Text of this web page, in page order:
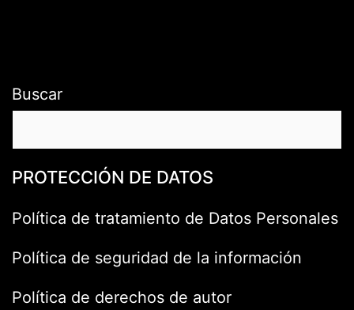
Buscar
PROTECCIÓN DE DATOS
Política de tratamiento de Datos Personales
Política de seguridad de la información
Política de derechos de autor